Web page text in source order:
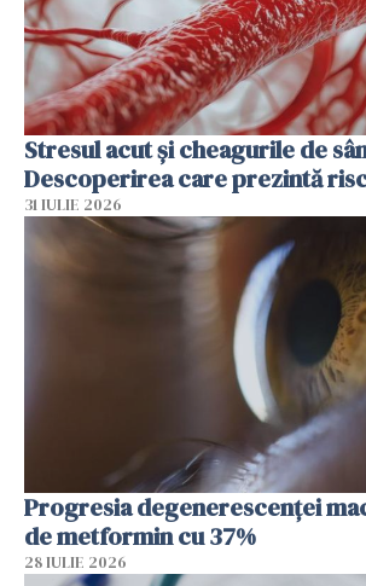
Stresul acut și cheagurile de
Descoperirea care prezintă
31 IULIE 2026
Progresia degenerescenței
de metformin cu 37%
28 IULIE 2026